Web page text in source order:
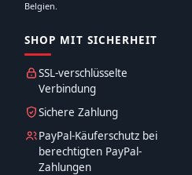
Belgien.
SHOP MIT SICHERHEIT
SSL-verschlüsselte
Verbindung
Sichere Zahlung
PayPal-Käuferschutz bei
berechtigten PayPal-
Zahlungen